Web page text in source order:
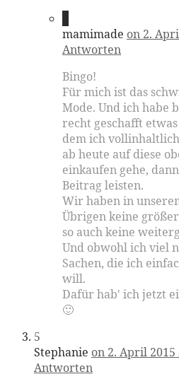
mamimade on 2.
Antworten
Bingo!
Für mich ist das
Mode. Und ich habe
recht geschafft
dem ich
ab heute auf diese
einkaufen gehe,
Beitrag leisten.
Wir haben in
Übrigen keine
so auch keine
Und obwohl ich viel
Sachen, die ich
will.
Dafür hab' ich jetzt
🙂
5
Stephanie on 2. April 2015
Antworten